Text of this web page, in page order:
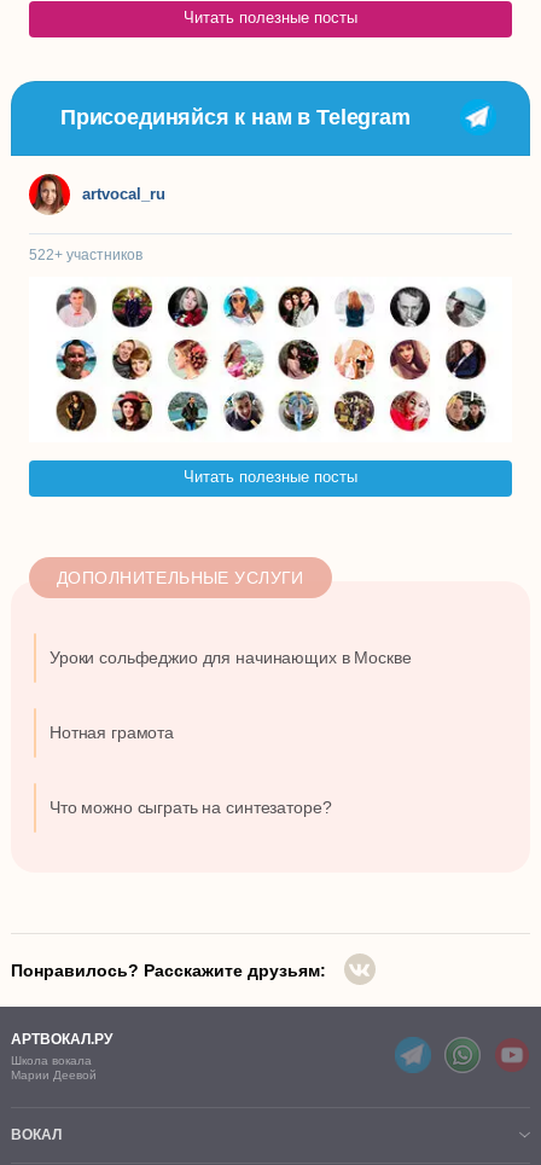
Читать полезные посты
Присоединяйся к нам в Telegram
artvocal_ru
522+ участников
Читать полезные посты
ДОПОЛНИТЕЛЬНЫЕ УСЛУГИ
Уроки сольфеджио для начинающих в Москве
Нотная грамота
Что можно сыграть на синтезаторе?
Понравилось? Расскажите друзьям:
АРТВОКАЛ.РУ
Школа вокала
Марии Деевой
ВОКАЛ